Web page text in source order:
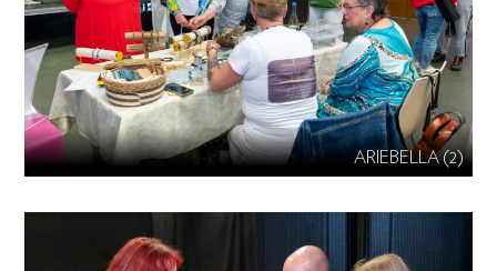
ARIEBELLA (2)